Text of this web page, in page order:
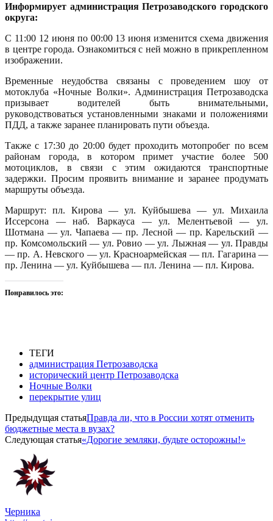
Информирует администрация Петрозаводского городского
округа:
С 11:00 12 июня по 00:00 13 июня изменится схема движения
в центре города. Ознакомиться с ней можно в прикрепленном
изображении.
Временные неудобства связаны с проведением шоу от
мотоклуба «Ночные Волки». Администрация Петрозаводска
призывает водителей быть внимательными,
руководствоваться установленными знаками и положениями
ПДД, а также заранее планировать пути объезда.
Также с 17:30 до 20:00 будет проходить мотопробег по всем
районам города, в котором примет участие более 500
мотоциклов, в связи с этим ожидаются транспортные
задержки. Просим проявить внимание и заранее продумать
маршруты объезда.
Маршрут: пл. Кирова — ул. Куйбышева — ул. Михаила
Иссерсона — наб. Варкауса — ул. Мелентьевой — ул.
Шотмана — ул. Чапаева — пр. Лесной — пр. Карельский —
пр. Комсомольский — ул. Ровио — ул. Лыжная — ул. Правды
— пр. А. Невского — ул. Красноармейская — пл. Гагарина —
пр. Ленина — ул. Куйбышева — пл. Ленина — пл. Кирова.
Понравилось это:
ТЕГИ
администрация Петрозаводска
исторический центр Петрозаводска
Ночные Волки
перекрытие улиц
Предыдущая статьяПравда ли, что в России хотят отменить
бюджетные места в вузах?
Следующая статья«Дорогие земляки, будьте осторожны!»
Черника